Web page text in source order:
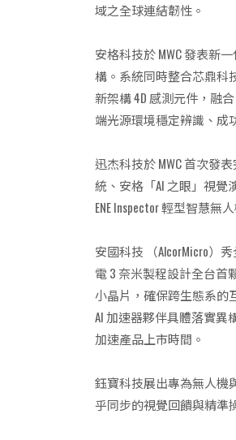
域之全球連結韌性。
安格科技於 MWC 發表新
構。系統同時整合芯鼎科
新架構 4D 感測元件，融
端光源環境穩定辨識、成
迅杰科技於 MWC 首次發
統、安格「AI 之眼」視
ENE Inspector 輕型智慧
安國科技 （AlcorMicro）秀
電 3 奈米製程設計全台首
小晶片，確保跨生態系的
AI 加速器夥伴具體落實異
加速產品上市時間。
鈺寶科技展出專為無人機
乎同步的視覺回饋與精準